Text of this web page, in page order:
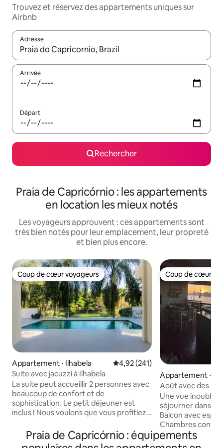
Trouvez et réservez des appartements uniques sur
Airbnb
Adresse
Lorsque les résultats s'affichent, utilisez les flèches vers le
Arrivée
Départ
Rechercher
Praia de Capricórnio : les appartements
en location les mieux notés
Les voyageurs approuvent : ces appartements sont
très bien notés pour leur emplacement, leur propreté
et bien plus encore.
Coup de cœur voyageurs
Coup de cœur voyageurs
Appartement ⋅ Ilhabela Évaluation moyenne sur la
4,92 (241)
Suite avec jacuzzi à Ilhabela
La suite peut accueillir 2 personnes avec
beaucoup de confort et de
sophistication. Le petit déjeuner est
inclus ! Nous voulons que vous profitiez
pourquoi nous avons un service de
nettoyage et d'organisation des
Coup de cœur
Coup de cœur
Appartement ⋅
Août avec des
Une vue
séjourner dans
Balcon avec
Chambres
intégrés. Une
de bain privative,
Praia de Capricórnio : équipements